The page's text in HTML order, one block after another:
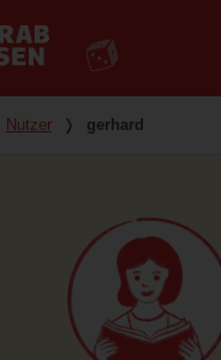
Nutzer ❭ gerhard